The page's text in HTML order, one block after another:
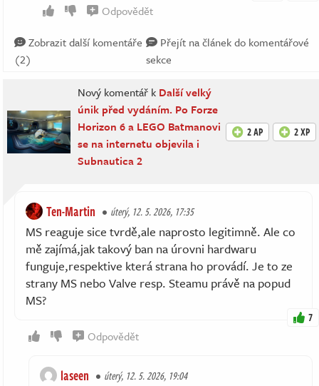
Odpovědět
Zobrazit další komentáře
(2)
Přejít na článek do komentářové
sekce
Nový komentář k Další velký
únik před vydáním. Po Forze
Horizon 6 a LEGO Batmanovi
se na internetu objevila i
Subnautica 2
2 AP 2 XP
Ten-Martin úterý, 12. 5. 2026, 17:35
MS reaguje sice tvrdě,ale naprosto legitimně. Ale co
mě zajímá,jak takový ban na úrovni hardwaru
funguje,respektive která strana ho provádí. Je to ze
strany MS nebo Valve resp. Steamu právě na popud
MS?
7
Odpovědět
laseen úterý, 12. 5. 2026, 19:04